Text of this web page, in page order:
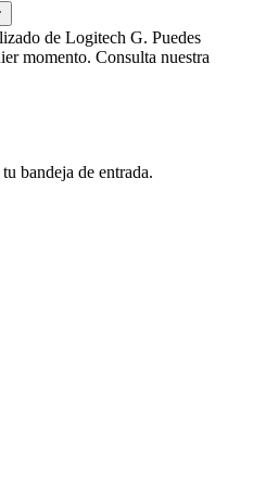
de Logitech G. Puedes
momento. Consulta nuestra
bandeja de entrada.